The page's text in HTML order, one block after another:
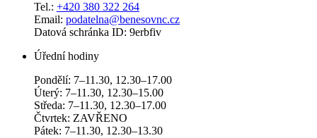
Tel.: +420 380 322 264
Email: podatelna@benesovnc.cz
Datová schránka ID: 9erbfiv
Úřední hodiny
Pondělí: 7–11.30, 12.30–17.00
Úterý: 7–11.30, 12.30–15.00
Středa: 7–11.30, 12.30–17.00
Čtvrtek: ZAVŘENO
Pátek: 7–11.30, 12.30–13.30